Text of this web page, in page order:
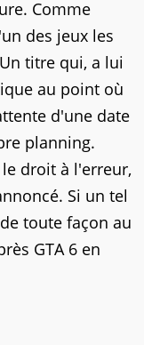
Comme
des jeux les
titre qui, a lui
au point où
d'une date
planning.
le droit à l'erreur,
Si un tel
toute façon au
GTA 6 en